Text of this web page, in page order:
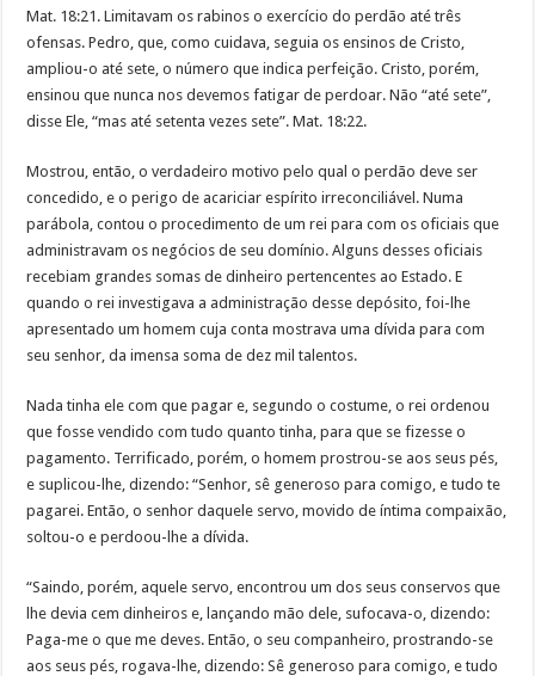
Mat. 18:21. Limitavam os rabinos o exercício do perdão até três
ofensas. Pedro, que, como cuidava, seguia os ensinos de Cristo,
ampliou-o até sete, o número que indica perfeição. Cristo, porém,
ensinou que nunca nos devemos fatigar de perdoar. Não “até sete”,
disse Ele, “mas até setenta vezes sete”. Mat. 18:22.
Mostrou, então, o verdadeiro motivo pelo qual o perdão deve ser
concedido, e o perigo de acariciar espírito irreconciliável. Numa
parábola, contou o procedimento de um rei para com os oficiais que
administravam os negócios de seu domínio. Alguns desses oficiais
recebiam grandes somas de dinheiro pertencentes ao Estado. E
quando o rei investigava a administração desse depósito, foi-lhe
apresentado um homem cuja conta mostrava uma dívida para com
seu senhor, da imensa soma de dez mil talentos.
Nada tinha ele com que pagar e, segundo o costume, o rei ordenou
que fosse vendido com tudo quanto tinha, para que se fizesse o
pagamento. Terrificado, porém, o homem prostrou-se aos seus pés,
e suplicou-lhe, dizendo: “Senhor, sê generoso para comigo, e tudo te
pagarei. Então, o senhor daquele servo, movido de íntima compaixão,
soltou-o e perdoou-lhe a dívida.
“Saindo, porém, aquele servo, encontrou um dos seus conservos que
lhe devia cem dinheiros e, lançando mão dele, sufocava-o, dizendo:
Paga-me o que me deves. Então, o seu companheiro, prostrando-se
aos seus pés, rogava-lhe, dizendo: Sê generoso para comigo, e tudo